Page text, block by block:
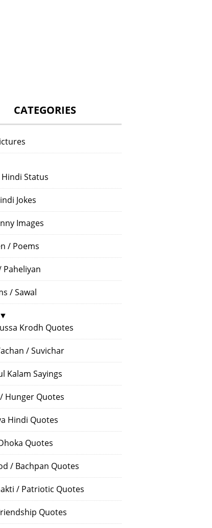
CATEGORIES
Status
Jokes
Images
/ Poems
Paheliyan
/ Sawal
▼
Krodh Quotes
/ Suvichar
Kalam Sayings
Hunger Quotes
Hindi Quotes
Quotes
/ Bachpan Quotes
/ Patriotic Quotes
Quotes